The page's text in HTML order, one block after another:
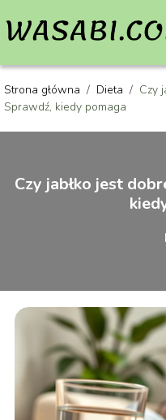
Strona główna / Dieta / Czy
Sprawdź, kiedy pomaga
Czy jabłko jest